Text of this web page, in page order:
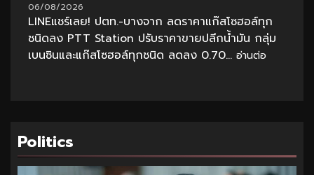
06/08/2026
LINEแชร์เลย! ปตท.-บางจาก ลดราคาแก๊สโซฮอล์ทุก
ชนิดลง PTT Station ปรับราคาขายปลีกน้ำมัน กลุ่ม
เบนซินและแก๊สโซฮอล์ทุกชนิด ลดลง 0.70... อ่านต่อ
Politics